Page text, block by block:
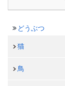
どうぶつ
猫
鳥